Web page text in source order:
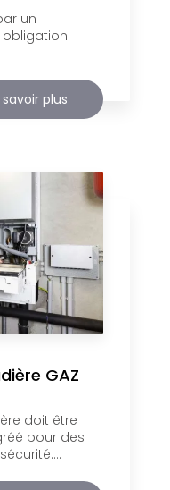
un
obligation
savoir plus
GAZ
doit être
pour des